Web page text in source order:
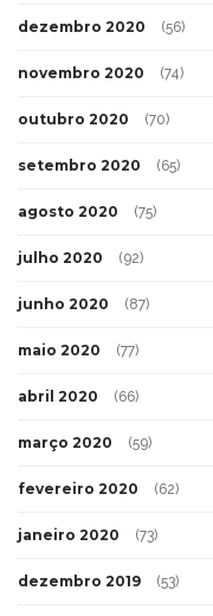
dezembro 2020 (56)
novembro 2020 (74)
outubro 2020 (70)
setembro 2020 (65)
agosto 2020 (75)
julho 2020 (92)
junho 2020 (87)
maio 2020 (77)
abril 2020 (66)
março 2020 (59)
fevereiro 2020 (62)
janeiro 2020 (73)
dezembro 2019 (53)